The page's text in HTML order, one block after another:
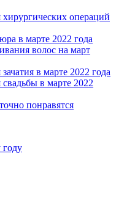
операций
в марте 2022 года
волос на март
в марте 2022 года
в марте 2022
понравятся